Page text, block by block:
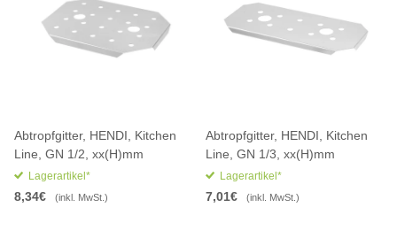
Abtropfgitter, HENDI, Kitchen
Line, GN 1/2, xx(H)mm
Lagerartikel*
8,34€ (inkl. MwSt.)
Abtropfgitter, HENDI, Kitchen
Line, GN 1/3, xx(H)mm
Lagerartikel*
7,01€ (inkl. MwSt.)